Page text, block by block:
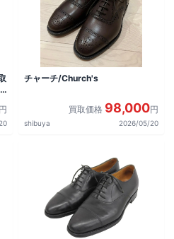
円
チャーチ/Church's
買取価格 98,000円
shibuya 2026/05/20